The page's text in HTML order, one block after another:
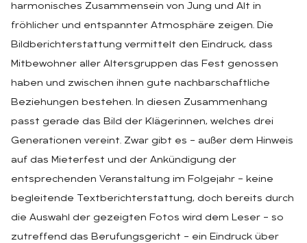
harmonisches Zusammensein von Jung und Alt in
fröhlicher und entspannter Atmosphäre zeigen. Die
Bildberichterstattung vermittelt den Eindruck, dass
Mitbewohner aller Altersgruppen das Fest genossen
haben und zwischen ihnen gute nachbarschaftliche
Beziehungen bestehen. In diesen Zusammenhang
passt gerade das Bild der Klägerinnen, welches drei
Generationen vereint. Zwar gibt es – außer dem Hinweis
auf das Mieterfest und der Ankündigung der
entsprechenden Veranstaltung im Folgejahr – keine
begleitende Textberichterstattung, doch bereits durch
die Auswahl der gezeigten Fotos wird dem Leser – so
zutreffend das Berufungsgericht – ein Eindruck über